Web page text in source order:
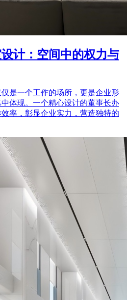
计：空间中的权力与
是一个工作的场所，更是企业形
体现。一个精心设计的董事长办
率，彰显企业实力，营造独特的